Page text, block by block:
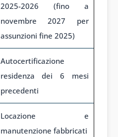
2025-2026 (fino a
novembre 2027 per
assunzioni fine 2025)
Autocertificazione
residenza dei 6 mesi
precedenti
Locazione e
manutenzione fabbricati